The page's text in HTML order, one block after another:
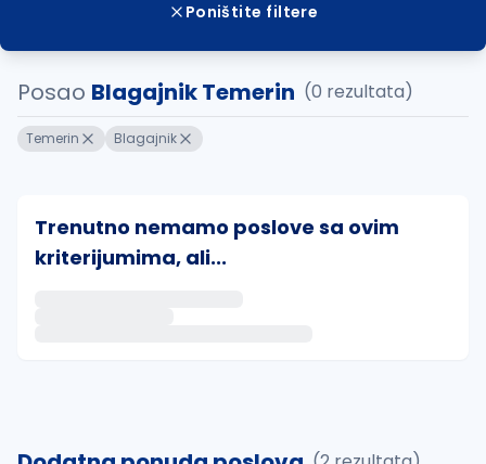
Poništite filtere
Posao Blagajnik Temerin (0 rezultata)
Temerin Blagajnik
Trenutno nemamo poslove sa ovim
kriterijumima, ali...